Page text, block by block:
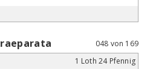
048 von 169
1 Loth 24 Pfennig